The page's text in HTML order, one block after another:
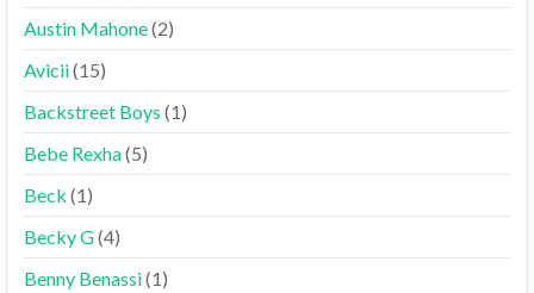
Austin Mahone(2)
Avicii(15)
Backstreet Boys (1)
Bebe Rexha(5)
Beck (1)
Becky G(4)
Benny Benassi(1)